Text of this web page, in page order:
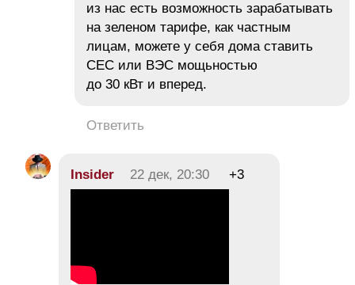
из нас есть возможность зарабатывать
на зеленом тарифе, как частным
лицам, можете у себя дома ставить
СЕС или ВЭС мощьностью
до 30 кВт и вперед.
Ответить
Insider 22 дек, 20:30 +3